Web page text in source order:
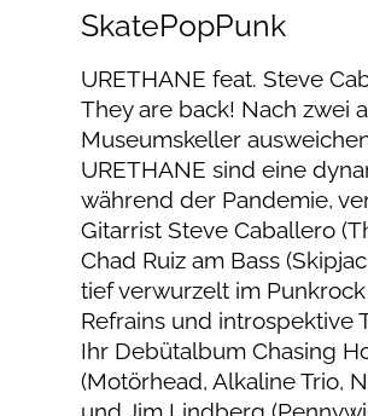
SkatePopPunk
URETHANE feat. Steve
They are back! Nach zwei
Museumskeller
URETHANE sind eine
während der Pandemie,
Gitarrist Steve Caballero
Chad Ruiz am Bass
tief verwurzelt im
Refrains und introspektive
Ihr Debütalbum Chasing
(Motörhead, Alkaline Trio,